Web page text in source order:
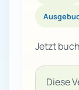
Jetzt
Diese